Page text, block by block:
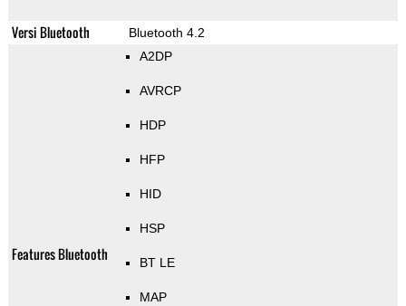
Versi Bluetooth Bluetooth 4.2
Features Bluetooth
A2DP
AVRCP
HDP
HFP
HID
HSP
BT LE
MAP